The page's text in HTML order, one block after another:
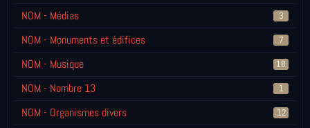
NOM - Médias 3
NOM - Monuments et édifices 7
NOM - Musique 18
NOM - Nombre 13 1
NOM - Organismes divers 12